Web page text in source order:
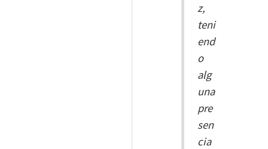
z,
teni
end
o
alg
una
pre
sen
cia